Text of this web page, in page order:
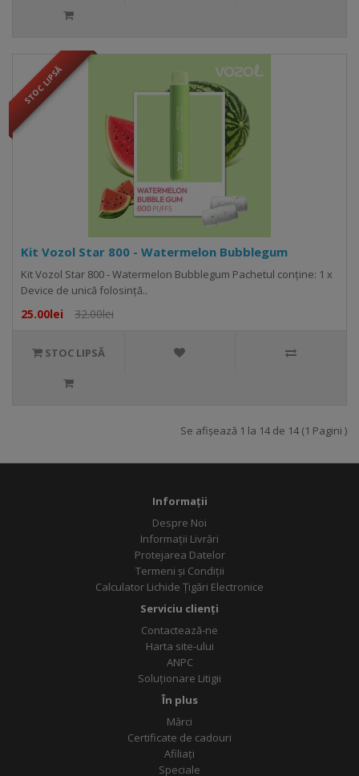
STOC LIPSĂ
Kit Vozol Star 800 - Watermelon Bubblegum
Kit Vozol Star 800 - Watermelon Bubblegum Pachetul conține: 1 x
Device de unică folosință..
25.00lei 32.00lei
STOC LIPSĂ
Se afișează 1 la 14 de 14 (1 Pagini )
Informații
Despre Noi
Informații Livrări
Protejarea Datelor
Termeni și Condiții
Calculator Lichide Țigări Electronice
Serviciu clienți
Contactează-ne
Harta site-ului
ANPC
Soluționare Litigii
În plus
Mărci
Certificate de cadouri
Afiliați
Speciale